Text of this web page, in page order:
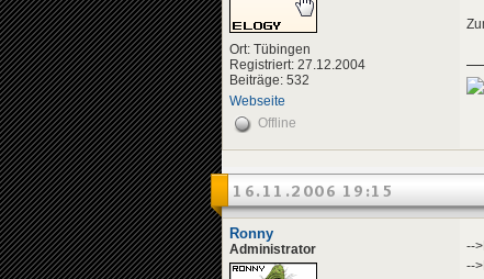
Ort: Tübingen
Registriert: 27.12.2004
Beiträge: 532
Webseite
Offline
16.11.2006 19:15
Ronny
Administrator --
--